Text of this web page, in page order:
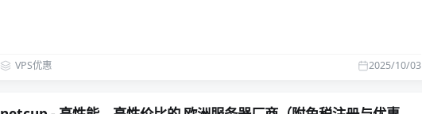
2025/10/03
VPS优惠